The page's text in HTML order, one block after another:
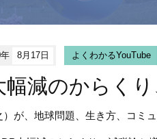
8月17日 よくわかるYouTube
幅減のからく
が、地球問題、生き方、コミ